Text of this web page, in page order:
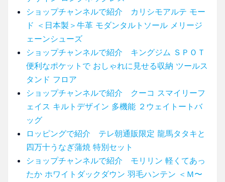
ショップチャンネルで紹介 カリシモアルテ モー
ド ＜日本製＞牛革 モダンタルトソール メリージ
ェーンシューズ
ショップチャンネルで紹介 キングジム ＳＰＯＴ
便利なポケットで おしゃれに見せる収納 ツールス
タンド フロア
ショップチャンネルで紹介 クーコ スマイリーフ
ェイス キルトデザイン 多機能 ２ウェイトートバ
ッグ
ロッピングで紹介 テレ朝通販限定 龍馬タタキと
四万十うなぎ蒲焼 特別セット
ショップチャンネルで紹介 モリリン 軽くてあっ
たか ホワイトダックダウン 羽毛ハンテン ＜Ｍ〜